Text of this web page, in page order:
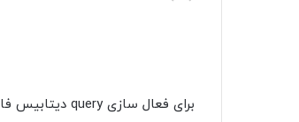
برای فعال سازی query دیتابیس فایل my.cnf را ویرایش می نماییم: